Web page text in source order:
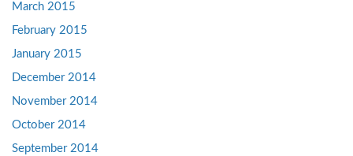
March 2015
February 2015
January 2015
December 2014
November 2014
October 2014
September 2014